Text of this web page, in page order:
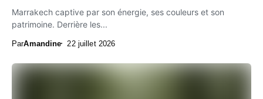
Marrakech captive par son énergie, ses couleurs et son
patrimoine. Derrière les...
ParAmandine 22 juillet 2026